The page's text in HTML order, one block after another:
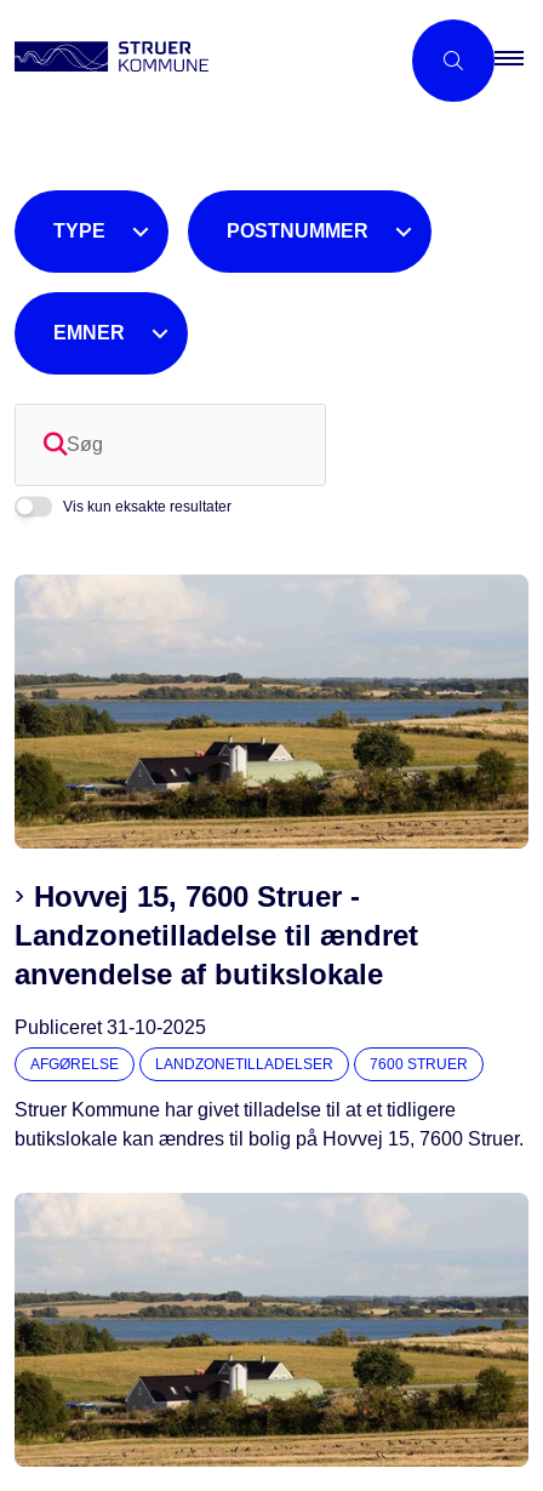
Vis kun eksakte resultater
TYPE POSTNUMMER
EMNER
Hovvej 15, 7600 Struer -
Landzonetilladelse til ændret
anvendelse af butikslokale
Publiceret31-10-2025
AFGØRELSE LANDZONETILLADELSER 7600 STRUER
Struer Kommune har givet tilladelse til at et tidligere
butikslokale kan ændres til bolig på Hovvej 15, 7600 Struer.